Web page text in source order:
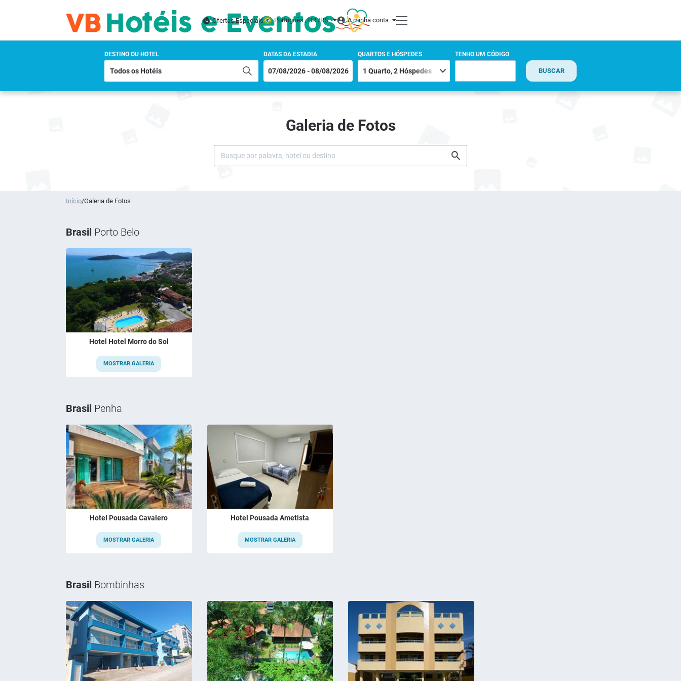
Ofertas Especiais Português , BR /R$ A minha conta
DESTINO OU HOTEL DATAS DA ESTADIA QUARTOS E HÓSPEDES TENHO UM CÓDIGO
BUSCAR
Galeria de Fotos
Início/Galeria de Fotos
Brasil Porto Belo
Hotel Hotel Morro do Sol
MOSTRAR GALERIA
Brasil Penha
Hotel Pousada Cavalero
MOSTRAR GALERIA
Hotel Pousada Ametista
MOSTRAR GALERIA
Brasil Bombinhas